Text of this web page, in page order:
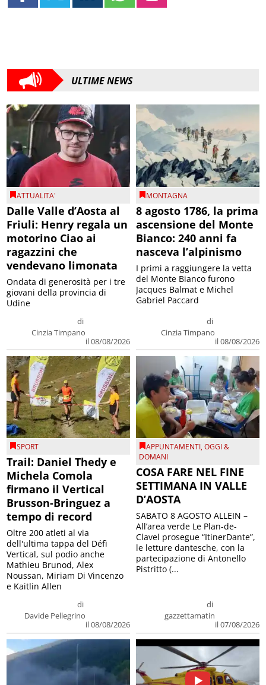
ULTIME NEWS
ATTUALITA'
Dalle Valle d’Aosta al
Friuli: Henry regala un
motorino Ciao ai
ragazzini che
vendevano limonata
di
Cinzia Timpano
il 08/08/2026
Ondata di generosità per i tre
giovani della provincia di
Udine
MONTAGNA
8 agosto 1786, la prima
ascensione del Monte
Bianco: 240 anni fa
nasceva l’alpinismo
di
Cinzia Timpano
il 08/08/2026
I primi a raggiungere la vetta
del Monte Bianco furono
Jacques Balmat e Michel
Gabriel Paccard
SPORT
Trail: Daniel Thedy e
Michela Comola
firmano il Vertical
Brusson-Bringuez a
tempo di record
di
Davide Pellegrino
il 08/08/2026
Oltre 200 atleti al via
dell'ultima tappa del Défì
Vertical, sul podio anche
Mathieu Brunod, Alex
Noussan, Miriam Di Vincenzo
e Kaitlin Allen
APPUNTAMENTI,OGGI &
DOMANI
COSA FARE NEL FINE
SETTIMANA IN VALLE
D’AOSTA
di
gazzettamatin
il 07/08/2026
SABATO 8 AGOSTO ALLEIN –
All’area verde Le Plan-de-
Clavel prosegue “ItinerDante”,
le letture dantesche, con la
partecipazione di Antonello
Pistritto (...